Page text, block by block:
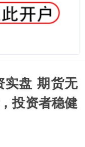
实盘 期货无
投资者稳健